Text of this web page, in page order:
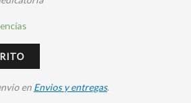
en Envios y entregas.